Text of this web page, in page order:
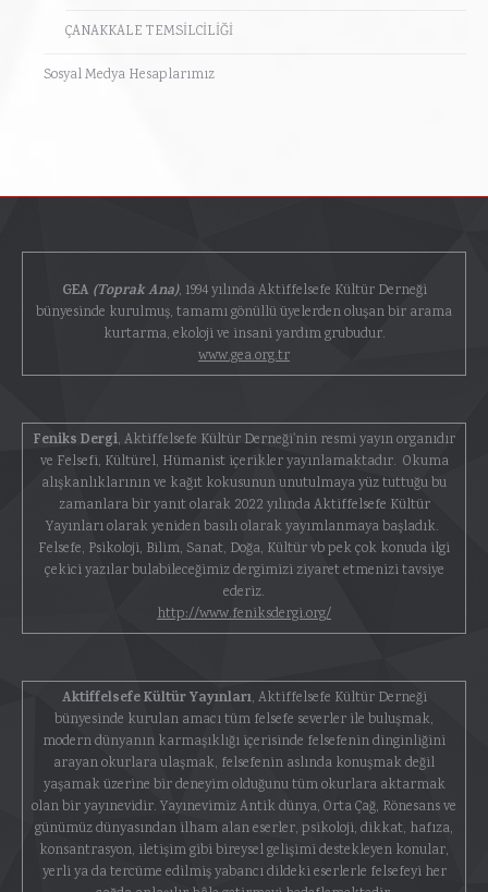
ÇANAKKALE TEMSİLCİLİĞİ
Sosyal Medya Hesaplarımız
GEA (Toprak Ana), 1994 yılında Aktiffelsefe Kültür Derneği
bünyesinde kurulmuş, tamamı gönüllü üyelerden oluşan bir arama
kurtarma, ekoloji ve insani yardım grubudur.
www.gea.org.tr
Feniks Dergi, Aktiffelsefe Kültür Derneği'nin resmi yayın organıdır
ve Felsefi, Kültürel, Hümanist içerikler yayınlamaktadır. Okuma
alışkanlıklarının ve kağıt kokusunun unutulmaya yüz tuttuğu bu
zamanlara bir yanıt olarak 2022 yılında Aktiffelsefe Kültür
Yayınları olarak yeniden basılı olarak yayımlanmaya başladık.
Felsefe, Psikoloji, Bilim, Sanat, Doğa, Kültür vb pek çok konuda ilgi
çekici yazılar bulabileceğimiz dergimizi ziyaret etmenizi tavsiye
ederiz.
http://www.feniksdergi.org/
Aktiffelsefe Kültür Yayınları, Aktiffelsefe Kültür Derneği
bünyesinde kurulan amacı tüm felsefe severler ile buluşmak,
modern dünyanın karmaşıklığı içerisinde felsefenin dinginliğini
arayan okurlara ulaşmak, felsefenin aslında konuşmak değil
yaşamak üzerine bir deneyim olduğunu tüm okurlara aktarmak
olan bir yayınevidir. Yayınevimiz Antik dünya, Orta Çağ, Rönesans ve
günümüz dünyasından ilham alan eserler, psikoloji, dikkat, hafıza,
konsantrasyon, iletişim gibi bireysel gelişimi destekleyen konular,
yerli ya da tercüme edilmiş yabancı dildeki eserlerle felsefeyi her